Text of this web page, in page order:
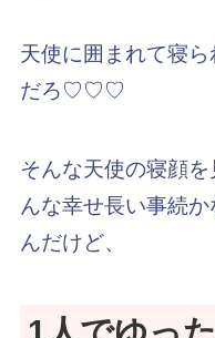
天使に囲まれて寝
だろ♡♡♡
そんな天使の寝顔
んな幸せ長い事続
んだけど、